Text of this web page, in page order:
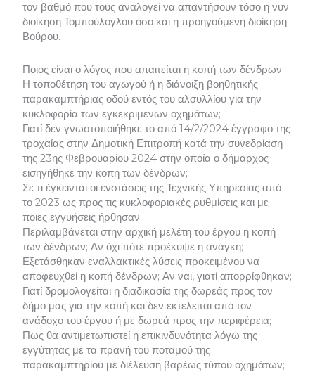
τον βαθμό που τους αναλογεί να απαντήσουν τόσο η νυν
διοίκηση Τομπούλογλου όσο και η προηγούμενη διοίκηση
Βούρου.
Ποιος είναι ο λόγος που απαιτείται η κοπή των δένδρων;
Η τοποθέτηση του αγωγού ή η διάνοιξη βοηθητικής
παρακαμπτήριας οδού εντός του αλσυλλίου για την
κυκλοφορία των εγκεκριμένων οχημάτων;
Γιατί δεν γνωστοποιήθηκε το από 14/2/2024 έγγραφο της
τροχαίας στην Δημοτική Επιτροπή κατά την συνεδρίαση
της 23ης Φεβρουαρίου 2024 στην οποία ο δήμαρχος
εισηγήθηκε την κοπή των δένδρων;
Σε τι έγκεινται οι ενστάσεις της Τεχνικής Υπηρεσίας από
το 2023 ως προς τις κυκλοφοριακές ρυθμίσεις και με
ποιες εγγυήσεις ήρθησαν;
Περιλαμβάνεται στην αρχική μελέτη του έργου η κοπή
των δένδρων; Αν όχι πότε προέκυψε η ανάγκη;
Εξετάσθηκαν εναλλακτικές λύσεις προκειμένου να
αποφευχθεί η κοπή δένδρων; Αν ναι, γιατί απορρίφθηκαν;
Γιατί δρομολογείται η διαδικασία της δωρεάς προς τον
δήμο μας για την κοπή και δεν εκτελείται από τον
ανάδοχο του έργου ή με δωρεά προς την περιφέρεια;
Πως θα αντιμετωπιστεί η επικινδυνότητα λόγω της
εγγύτητας με τα πρανή του ποταμού της
παρακαμπτηρίου με διέλευση βαρέως τύπου οχημάτων;